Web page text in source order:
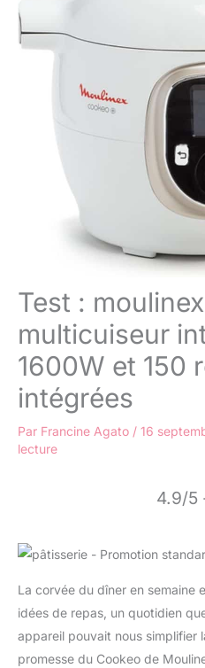
Test :
multicuiseur
1600W et 150
intégrées
Par Francine Agato / 16
lecture
4.9/5
La corvée du dîner en semaine
idées de repas, un quotidien
appareil pouvait nous simplifier
promesse du Cookeo de